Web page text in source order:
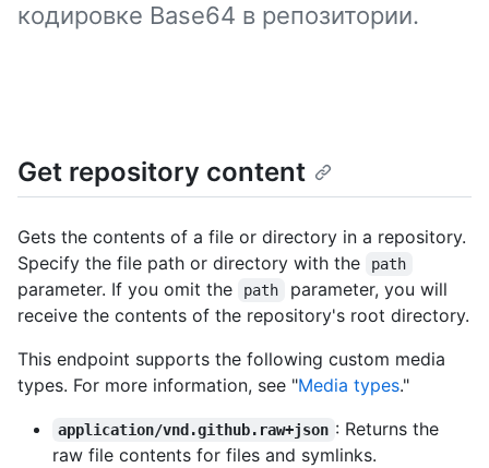
кодировке Base64 в репозитории.
Get repository content
Gets the contents of a file or directory in a repository.
Specify the file path or directory with the
path
parameter. If you omit the path
parameter, you will
receive the contents of the repository's root directory.
This endpoint supports the following custom media
types. For more information, see "Media types."
application/vnd.github.raw+json : Returns the
raw file contents for files and symlinks.